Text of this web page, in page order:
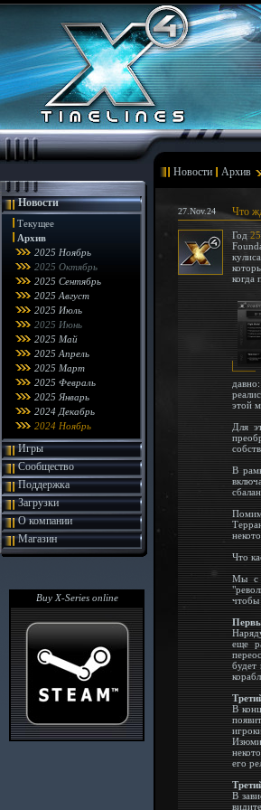
Новости Архив
Новости
Текущее
Архив
2025 Ноябрь
2025 Октябрь
2025 Сентябрь
2025 Август
2025 Июль
2025 Июнь
2025 Май
2025 Апрель
2025 Март
2025 Февраль
2025 Январь
2024 Декабрь
2024 Ноябрь
Игры
Сообщество
Поддержка
Загрузки
О компании
Магазин
Buy X-Series online
27.Nov.24 Что
Год
когда
этой
Для
В
Что
Мы с
чтобы
еще
будет
В
его
В